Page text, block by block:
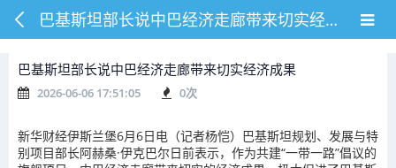
巴基斯坦部长说中巴经济走廊带来切实经济成果
巴基斯坦部长说中巴经济走廊带来切实经济成果
2026-06-06 17:51:05 0次
新华财经伊斯兰堡6月6日电（记者杨恺）巴基斯坦规划、发展与特
别项目部长阿赫桑·伊克巴尔日前表示，作为共建“一带一路”倡议的